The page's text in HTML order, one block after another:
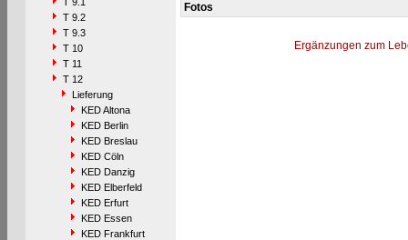
T 9.2
T 9.3
T 10
T 11
T 12
Lieferung
KED Altona
KED Berlin
KED Breslau
KED Cöln
KED Danzig
KED Elberfeld
KED Erfurt
KED Essen
KED Frankfurt
Fotos
Ergänzungen zum